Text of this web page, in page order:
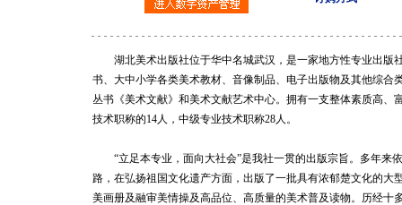
湖北美术出版社位于华中名城武汉，是一家地方性专业出版
书、大中小学各类美术教材、音像制品、电子出版物及其他综合
丛书《美术文献》和美术文献艺术中心。拥有一支整体素质高、
技术职称的14人，中级专业技术职称28人。
“立足本专业，面向大社会”是我社一贯的出版宗旨。多年来
路，在弘扬祖国文化遗产方面，出版了一批具有浓郁楚文化的大
美画册及融审美情操及高品位、高质量的美术普及读物。历经十